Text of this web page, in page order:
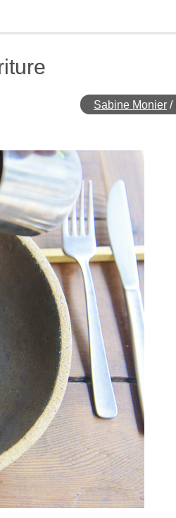
Sabine Monier /